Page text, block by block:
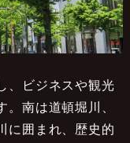
、ビジネスや観光
南は道頓堀川、
に囲まれ、歴史的